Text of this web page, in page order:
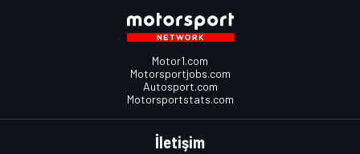
Motor1.com
Motorsportjobs.com
Autosport.com
Motorsportstats.com
İletişim